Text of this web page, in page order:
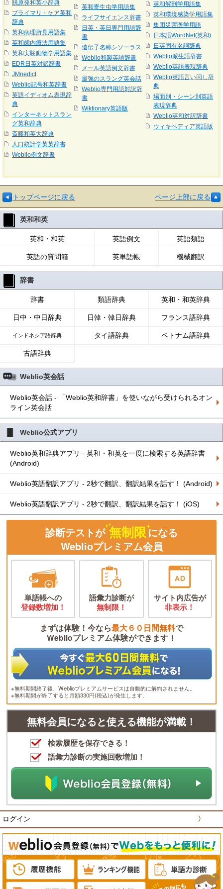
脱原発和英小辞典
プライマリ・ケア英和
辞典
英和病理所見用語集
英和歯内療法用語集
英和実験動物学用語集
EDR日英対訳辞書
JMnedict
Weblio記号和英辞書
英語イディオム表現辞
典
インターネットスラン
グ英和辞典
斎藤和英大辞典
人口統計学英英辞書
Weblio例文辞書
英和寄生虫学用語集
ライフサイエンス辞書
日英・英日専門用語辞
書
遺伝子名称シソーラス
Weblio和製英語辞書
メール英語例文辞書
最強のスラング英会話
Weblio専門用語対訳辞
書
Wiktionary英語版
英和解剖学用語集
英和環境感染学用語集
集団災害医学用語
日本語WordNet(英和)
日英固有名詞辞典
Weblio派生語辞書
Weblio英語表現辞典
Weblio英語言い回し辞
典
場面別・シーン別英語
表現辞典
Weblio英和対訳辞書
ウィキペディア英語版
トップページに戻る ページ上部に戻る
英和和英
英和・和英 英語例文 英語類語
英語の質問箱 英単語帳 機械翻訳
辞書
辞書 類語辞典 英和・和英辞典
日中・中日辞典 日韓・韓日辞典 フランス語辞典
インドネシア語辞典 タイ語辞典 ベトナム語辞典
古語辞典
Weblio英会話
Weblio英会話 - 「Weblio英和辞書」を使いながら受けられるオン
ライン英会話
Weblio公式アプリ
Weblio英和辞典アプリ - 英和・和英を一度に検索する英語辞書
(Android)
Weblio英語翻訳アプリ - 2秒で翻訳、翻訳結果を話す！ (Android)
Weblio英語翻訳アプリ - 2秒で翻訳、翻訳結果を話す！ (iOS)
診断テストが 無制限になる
Weblioプレミアム会員
単語帳への
登録数増加！
語彙力診断が
無制限！
サイト内広告が
非表示！
まずは体験！今なら最大６０日間無料で
Weblioプレミアム体験ができます！
※無料期間終了後、Weblioプレミアムサービスは自動的に解約されません。
※無料期間が終了すると月額330円(税込)が発生します。
無料会員になると使える機能が満載！
検索履歴を保存できる！
語彙力診断の実施回数増加！
ログイン 〉